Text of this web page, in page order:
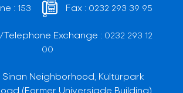
: 153 Fax : 0232 293 39 95
Exchange : 0232 293 12
00
Sinan Neighborhood, Kültürpark
(Former Universiade Building)